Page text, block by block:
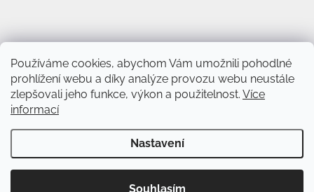
Používáme cookies, abychom Vám umožnili pohodlné
prohlížení webu a díky analýze provozu webu neustále
zlepšovali jeho funkce, výkon a použitelnost. Více
informací
Nastavení
Souhlasím
Vytvořil Shoptet